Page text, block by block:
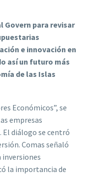
Govern para revisar
e innovación en
así un futuro más
de las Islas
Económicos”, se
empresas
diálogo se centró
Comas señaló
la importancia de